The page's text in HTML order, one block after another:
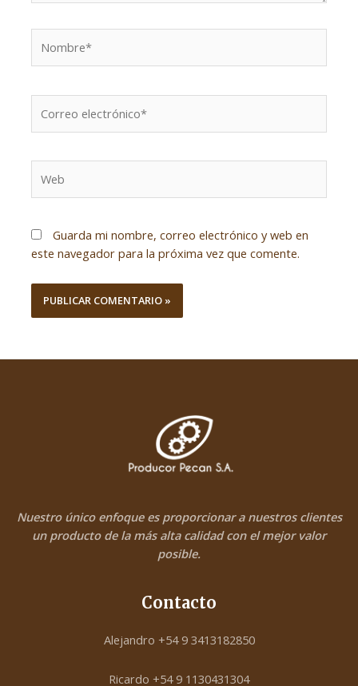
electrónico*
Guarda mi nombre, correo electrónico y web en
este navegador para la próxima vez que comente.
Nuestro único enfoque es proporcionar a nuestros clientes
un producto de la más alta calidad con el mejor valor
posible.
Contacto
Alejandro +54 9 3413182850
Ricardo +54 9 1130431304